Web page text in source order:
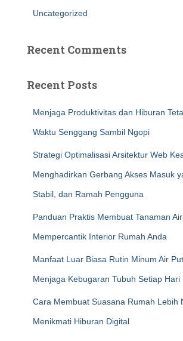
Uncategorized
Recent Comments
Recent Posts
Menjaga Produktivitas dan Hiburan
Waktu Senggang Sambil Ngopi
Strategi Optimalisasi Arsitektur Web
Menghadirkan Gerbang Akses Masuk
Stabil, dan Ramah Pengguna
Panduan Praktis Membuat Tanaman
Mempercantik Interior Rumah Anda
Manfaat Luar Biasa Rutin Minum Air
Menjaga Kebugaran Tubuh Setiap Hari
Cara Membuat Suasana Rumah Lebih
Menikmati Hiburan Digital